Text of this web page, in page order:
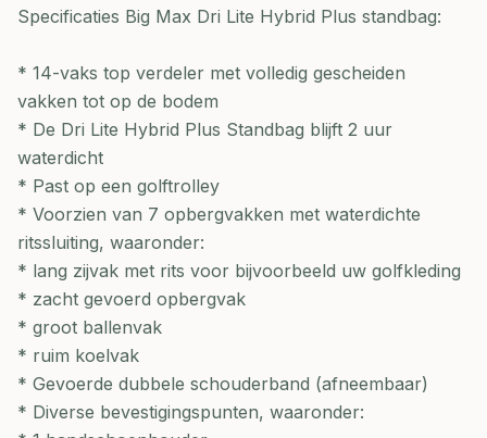
Specificaties Big Max Dri Lite Hybrid Plus standbag:
* 14-vaks top verdeler met volledig gescheiden
vakken tot op de bodem
* De Dri Lite Hybrid Plus Standbag blijft 2 uur
waterdicht
* Past op een golftrolley
* Voorzien van 7 opbergvakken met waterdichte
ritssluiting, waaronder:
* lang zijvak met rits voor bijvoorbeeld uw golfkleding
* zacht gevoerd opbergvak
* groot ballenvak
* ruim koelvak
* Gevoerde dubbele schouderband (afneembaar)
* Diverse bevestigingspunten, waaronder: